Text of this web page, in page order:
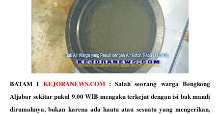
BATAM I KEJORANEWS.COM: Salah seorang warga Bengkong
Aljabar sekitar pukul 9.00 WIB mengaku terkejut dengan isi bak mandi
dirumahnya, bukan karena ada hantu atau sesuatu yang mengerikan,